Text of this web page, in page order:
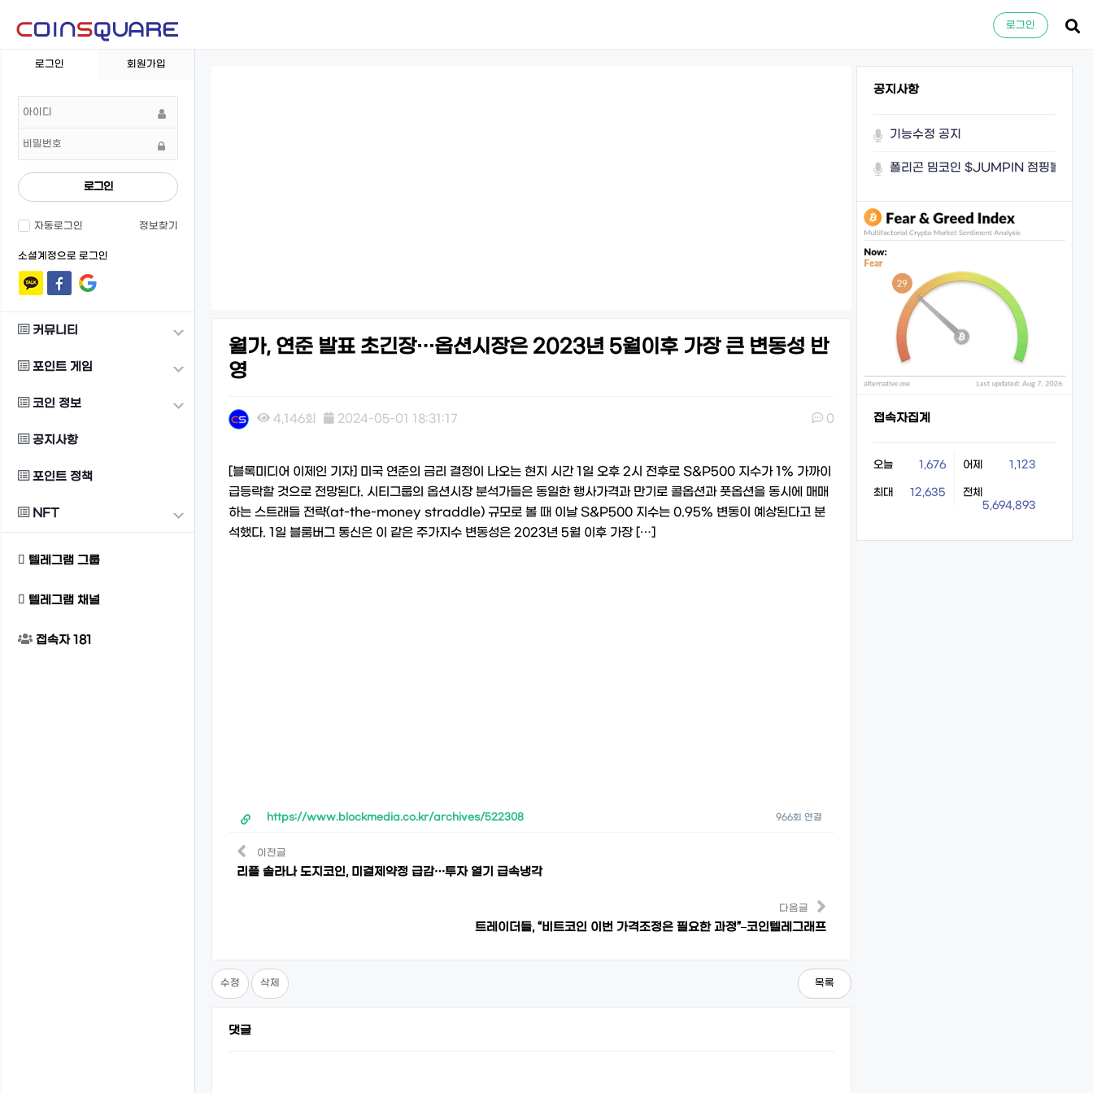
로그인
로그인 회원가입
로그인
자동로그인 정보찾기
소셜계정으로 로그인
커뮤니티
포인트 게임
코인 정보
공지사항
포인트 정책
NFT
텔레그램 그룹
텔레그램 채널
접속자181
월가, 연준 발표 초긴장…옵션시장은 2023년 5월이후 가장 큰 변동성 반
영
4,146회 2024-05-01 18:31:17 0
[블록미디어 이제인 기자] 미국 연준의 금리 결정이 나오는 현지 시간 1일 오후 2시 전후로 S&P500 지수가 1% 가까이
급등락할 것으로 전망된다. 시티그룹의 옵션시장 분석가들은 동일한 행사가격과 만기로 콜옵션과 풋옵션을 동시에 매매
하는 스트래들 전략(at-the-money straddle) 규모로 볼 때 이날 S&P500 지수는 0.95% 변동이 예상된다고 분
석했다. 1일 블룸버그 통신은 이 같은 주가지수 변동성은 2023년 5월 이후 가장 […]
https://www.blockmedia.co.kr/archives/522308 966회 연결
이전글
리플 솔라나 도지코인, 미결제약정 급감…투자 열기 급속냉각
다음글
트레이더들, “비트코인 이번 가격조정은 필요한 과정”–코인텔레그래프
수정 삭제 목록
댓글
공지사항
기능수정 공지
폴리곤 밈코인 $JUMPIN 점핑볼이 쏜
접속자집계
오늘 1,676 어제 1,123
최대 12,635
전체
5,694,893